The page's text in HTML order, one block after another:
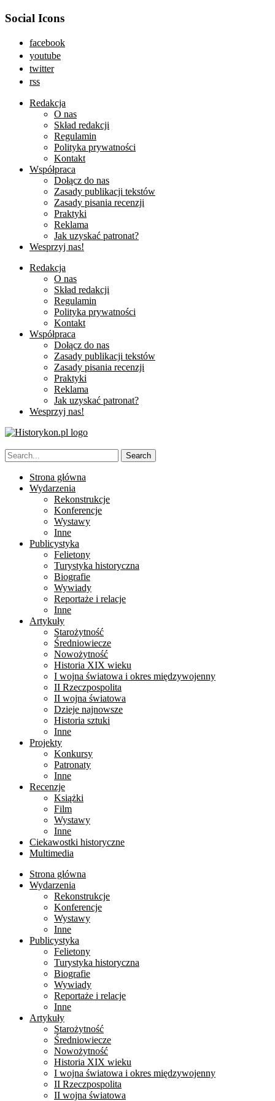
Social Icons
facebook
youtube
twitter
rss
Redakcja
O nas
Skład redakcji
Regulamin
Polityka prywatności
Kontakt
Współpraca
Dołącz do nas
Zasady publikacji tekstów
Zasady pisania recenzji
Praktyki
Reklama
Jak uzyskać patronat?
Wesprzyj nas!
Redakcja
O nas
Skład redakcji
Regulamin
Polityka prywatności
Kontakt
Współpraca
Dołącz do nas
Zasady publikacji tekstów
Zasady pisania recenzji
Praktyki
Reklama
Jak uzyskać patronat?
Wesprzyj nas!
Strona główna
Wydarzenia
Rekonstrukcje
Konferencje
Wystawy
Inne
Publicystyka
Felietony
Turystyka historyczna
Biografie
Wywiady
Reportaże i relacje
Inne
Artykuły
Starożytność
Średniowiecze
Nowożytność
Historia XIX wieku
I wojna światowa i okres międzywojenny
II Rzeczpospolita
II wojna światowa
Dzieje najnowsze
Historia sztuki
Inne
Projekty
Konkursy
Patronaty
Inne
Recenzje
Książki
Film
Wystawy
Inne
Ciekawostki historyczne
Multimedia
Strona główna
Wydarzenia
Rekonstrukcje
Konferencje
Wystawy
Inne
Publicystyka
Felietony
Turystyka historyczna
Biografie
Wywiady
Reportaże i relacje
Inne
Artykuły
Starożytność
Średniowiecze
Nowożytność
Historia XIX wieku
I wojna światowa i okres międzywojenny
II Rzeczpospolita
II wojna światowa